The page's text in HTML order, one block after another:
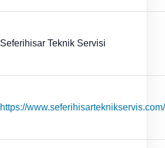
Seferihisar Teknik Servisi
https://www.seferihisarteknikservis.com/